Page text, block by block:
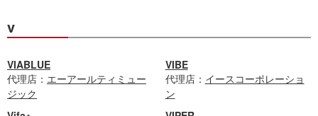
v
VIABLUE
代理店： エーアールティミュー
ジック
VIBE
代理店： イースコーポレーショ
ン